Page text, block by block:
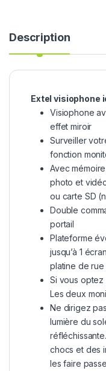
Description
Extel visiophone
Visiophone
effet miroir
Surveiller
fonction
Avec
photo et
ou carte SD
Double
portail
Plateforme
jusqu’à 1
platine de
Si vous optez
Les deux
Ne dirigez
lumière du
chocs et des
les faire